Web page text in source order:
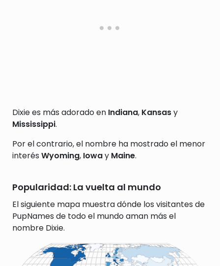
Dixie es más adorado en Indiana, Kansasy
Mississippi.
Por el contrario, el nombre ha mostrado el menor
interés Wyoming, Ioway Maine.
Popularidad: La vuelta al mundo
El siguiente mapa muestra dónde los visitantes de
PupNames de todo el mundo aman más el
nombre Dixie.